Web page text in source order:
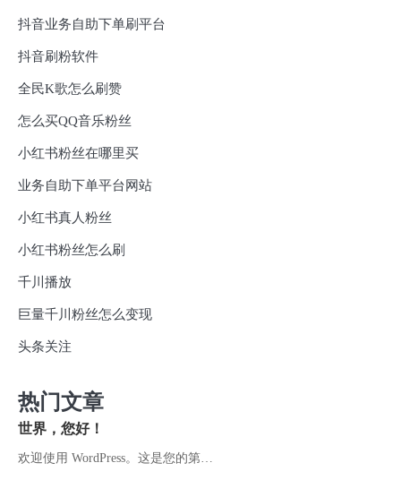
抖音业务自助下单刷平台
抖音刷粉软件
全民K歌怎么刷赞
怎么买QQ音乐粉丝
小红书粉丝在哪里买
业务自助下单平台网站
小红书真人粉丝
小红书粉丝怎么刷
千川播放
巨量千川粉丝怎么变现
头条关注
热门文章
世界，您好！
欢迎使用 WordPress。这是您的第…